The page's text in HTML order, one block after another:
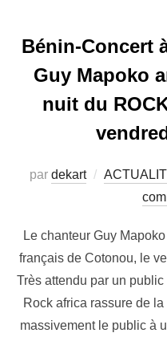
Bénin-Concert
Guy Mapoko
nuit du
par dekart
Le chanteur Guy
français de Cotonou, le
Très attendu par un
Rock africa rassure de
massivement le public à